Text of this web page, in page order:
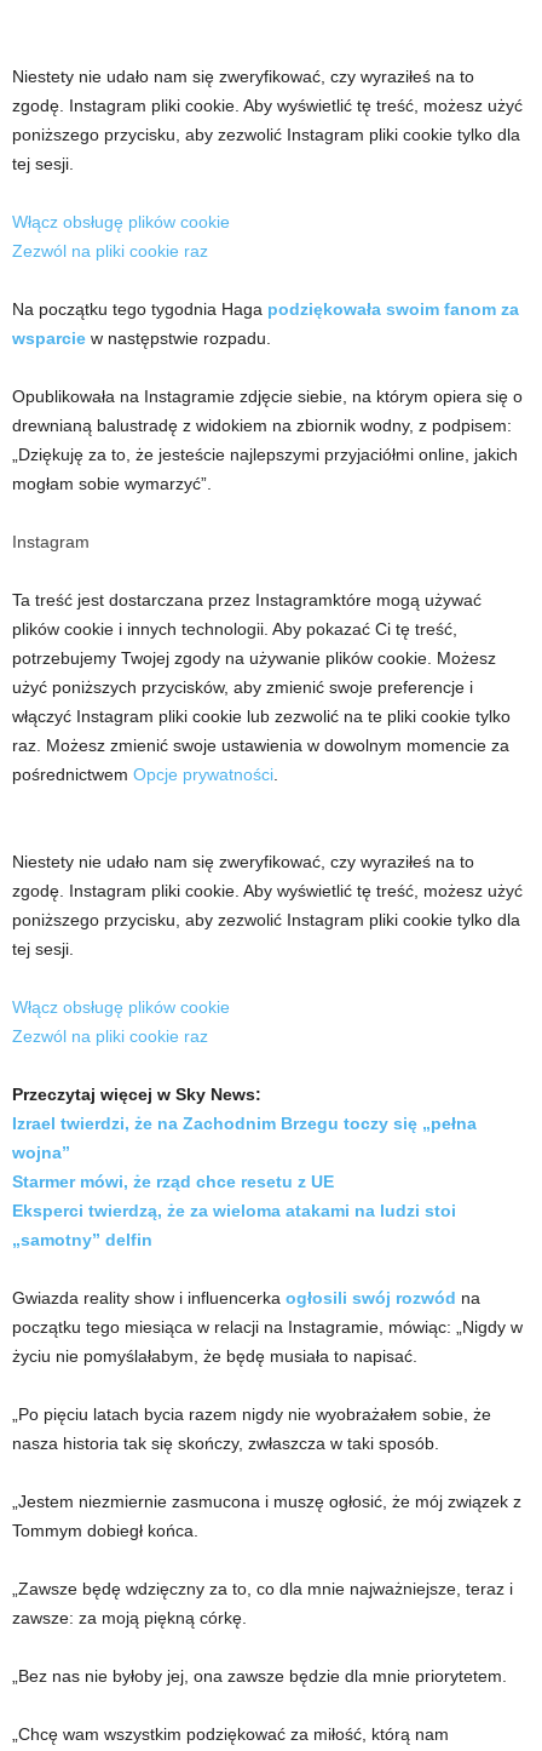
Niestety nie udało nam się zweryfikować, czy wyraziłeś na to
zgodę. Instagram pliki cookie. Aby wyświetlić tę treść, możesz użyć
poniższego przycisku, aby zezwolić Instagram pliki cookie tylko dla
tej sesji.
Włącz obsługę plików cookie
Zezwól na pliki cookie raz
Na początku tego tygodnia Haga podziękowała swoim fanom za
wsparcie w następstwie rozpadu.
Opublikowała na Instagramie zdjęcie siebie, na którym opiera się o
drewnianą balustradę z widokiem na zbiornik wodny, z podpisem:
„Dziękuję za to, że jesteście najlepszymi przyjaciółmi online, jakich
mogłam sobie wymarzyć”.
Instagram
Ta treść jest dostarczana przez Instagramktóre mogą używać
plików cookie i innych technologii. Aby pokazać Ci tę treść,
potrzebujemy Twojej zgody na używanie plików cookie. Możesz
użyć poniższych przycisków, aby zmienić swoje preferencje i
włączyć Instagram pliki cookie lub zezwolić na te pliki cookie tylko
raz. Możesz zmienić swoje ustawienia w dowolnym momencie za
pośrednictwem Opcje prywatności
Niestety nie udało nam się zweryfikować, czy wyraziłeś na to
zgodę. Instagram pliki cookie. Aby wyświetlić tę treść, możesz użyć
poniższego przycisku, aby zezwolić Instagram pliki cookie tylko dla
tej sesji.
Włącz obsługę plików cookie
Zezwól na pliki cookie raz
Przeczytaj więcej w Sky News:
Izrael twierdzi, że na Zachodnim Brzegu toczy się „pełna
wojna”
Starmer mówi, że rząd chce resetu z UE
Eksperci twierdzą, że za wieloma atakami na ludzi stoi
„samotny” delfin
Gwiazda reality show i influencerka ogłosili swój rozwód na
początku tego miesiąca w relacji na Instagramie, mówiąc: „Nigdy w
życiu nie pomyślałabym, że będę musiała to napisać.
„Po pięciu latach bycia razem nigdy nie wyobrażałem sobie, że
nasza historia tak się skończy, zwłaszcza w taki sposób.
„Jestem niezmiernie zasmucona i muszę ogłosić, że mój związek z
Tommym dobiegł końca.
„Zawsze będę wdzięczny za to, co dla mnie najważniejsze, teraz i
zawsze: za moją piękną córkę.
„Bez nas nie byłoby jej, ona zawsze będzie dla mnie priorytetem.
„Chcę wam wszystkim podziękować za miłość, którą nam